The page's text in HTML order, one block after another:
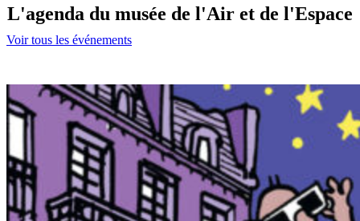
L'agenda du musée de l'Air et de l'Espace
Voir tous les événements